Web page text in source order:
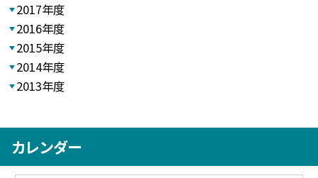
2017年度
2016年度
2015年度
2014年度
2013年度
カレンダー